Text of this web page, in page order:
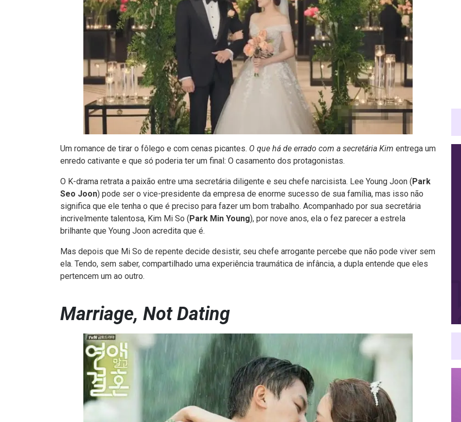
Um romance de tirar o fôlego e com cenas picantes. O que há de errado com a secretária Kim entrega um
enredo cativante e que só poderia ter um final: O casamento dos protagonistas.
O K-drama retrata a paixão entre uma secretária diligente e seu chefe narcisista. Lee Young Joon (Park
Seo Joon) pode ser o vice-presidente da empresa de enorme sucesso de sua família, mas isso não
significa que ele tenha o que é preciso para fazer um bom trabalho. Acompanhado por sua secretária
incrivelmente talentosa, Kim Mi So (Park Min Young), por nove anos, ela o fez parecer a estrela
brilhante que Young Joon acredita que é.
Mas depois que Mi So de repente decide desistir, seu chefe arrogante percebe que não pode viver sem
ela. Tendo, sem saber, compartilhado uma experiência traumática de infância, a dupla entende que eles
pertencem um ao outro.
Marriage, Not Dating